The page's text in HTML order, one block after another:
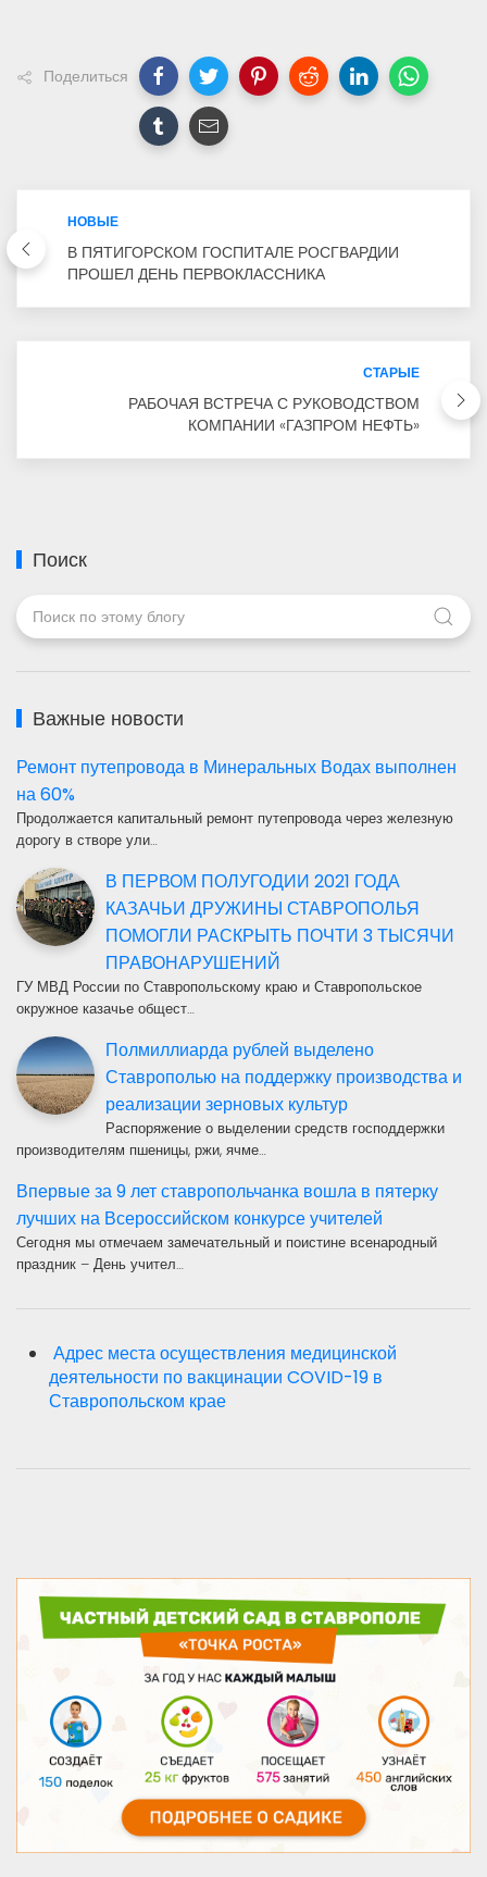
Поделиться
НОВЫЕ
В ПЯТИГОРСКОМ ГОСПИТАЛЕ РОСГВАРДИИ
ПРОШЕЛ ДЕНЬ ПЕРВОКЛАССНИКА
СТАРЫЕ
РАБОЧАЯ ВСТРЕЧА С РУКОВОДСТВОМ
КОМПАНИИ «ГАЗПРОМ НЕФТЬ»
Поиск
Важные новости
Ремонт путепровода в Минеральных Водах выполнен
на 60%
Продолжается капитальный ремонт путепровода через железную
дорогу в створе ули…
В ПЕРВОМ ПОЛУГОДИИ 2021 ГОДА
КАЗАЧЬИ ДРУЖИНЫ СТАВРОПОЛЬЯ
ПОМОГЛИ РАСКРЫТЬ ПОЧТИ 3 ТЫСЯЧИ
ПРАВОНАРУШЕНИЙ
ГУ МВД России по Ставропольскому краю и Ставропольское
окружное казачье общест…
Полмиллиарда рублей выделено
Ставрополью на поддержку производства и
реализации зерновых культур
Распоряжение о выделении средств господдержки
производителям пшеницы, ржи, ячме…
Впервые за 9 лет ставропольчанка вошла в пятерку
лучших на Всероссийском конкурсе учителей
Сегодня мы отмечаем замечательный и поистине всенародный
праздник – День учител…
Адрес места осуществления медицинской
деятельности по вакцинации COVID-19 в
Ставропольском крае